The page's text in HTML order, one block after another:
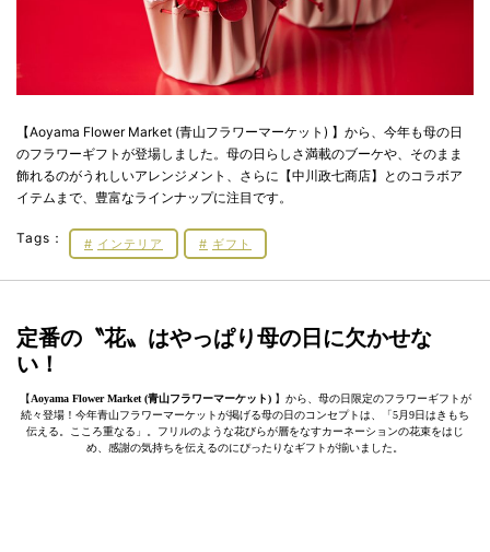
【Aoyama Flower Market (青山フラワーマーケット) 】から、今年も母の日
のフラワーギフトが登場しました。母の日らしさ満載のブーケや、そのまま
飾れるのがうれしいアレンジメント、さらに【中川政七商店】とのコラボア
イテムまで、豊富なラインナップに注目です。
Tags： インテリア ギフト
定番の〝花〟はやっぱり母の日に欠かせな
い！
【Aoyama Flower Market (青山フラワーマーケット)】から、母の日限定のフラワーギフトが
続々登場！今年青山フラワーマーケットが掲げる母の日のコンセプトは、「5月9日はきもち
伝える。こころ重なる」。フリルのような花びらが層をなすカーネーションの花束をはじ
め、感謝の気持ちを伝えるのにぴったりなギフトが揃いました。